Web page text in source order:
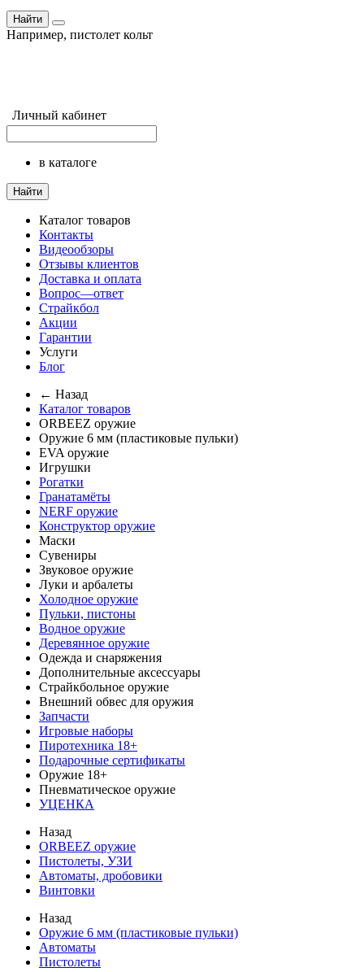
Найти
Например, пистолет кольт
Личный кабинет
в каталоге
Найти
Каталог товаров
Контакты
Видеообзоры
Отзывы клиентов
Доставка и оплата
Вопрос—ответ
Страйкбол
Акции
Гарантии
Услуги
Блог
← Назад
Каталог товаров
ORBEEZ оружие
Оружие 6 мм (пластиковые пульки)
EVA оружие
Игрушки
Рогатки
Гранатамёты
NERF оружие
Конструктор оружие
Маски
Сувениры
Звуковое оружие
Луки и арбалеты
Холодное оружие
Пульки, пистоны
Водное оружие
Деревянное оружие
Одежда и снаряжения
Дополнительные аксессуары
Страйкбольное оружие
Внешний обвес для оружия
Запчасти
Игровые наборы
Пиротехника 18+
Подарочные сертификаты
Оружие 18+
Пневматическое оружие
УЦЕНКА
Назад
ORBEEZ оружие
Пистолеты, УЗИ
Автоматы, дробовики
Винтовки
Назад
Оружие 6 мм (пластиковые пульки)
Автоматы
Пистолеты